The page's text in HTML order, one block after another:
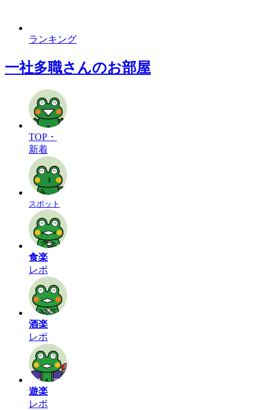
ランキング
一社多職さんのお部屋
TOP・
新着
スポット
食楽
レポ
酒楽
レポ
遊楽
レポ